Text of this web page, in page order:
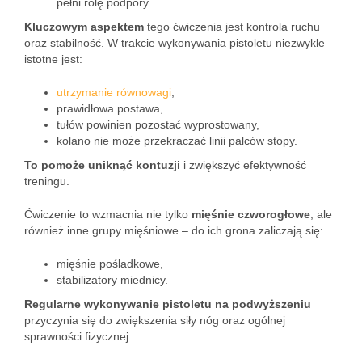
Kluczowym aspektem tego ćwiczenia jest kontrola ruchu
oraz stabilność. W trakcie wykonywania pistoletu niezwykle
istotne jest:
utrzymanie równowagi
prawidłowa postawa,
tułów powinien pozostać wyprostowany,
kolano nie może przekraczać linii palców stopy.
To pomoże uniknąć kontuzji i zwiększyć efektywność
treningu.
Ćwiczenie to wzmacnia nie tylko mięśnie czworogłowe , ale
również inne grupy mięśniowe – do ich grona zaliczają się:
mięśnie pośladkowe,
stabilizatory miednicy.
Regularne wykonywanie pistoletu na podwyższeniu
przyczynia się do zwiększenia siły nóg oraz ogólnej
sprawności fizycznej.